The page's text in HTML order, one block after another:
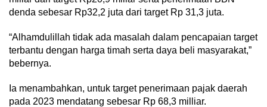
denda sebesar Rp32,2 juta dari target Rp 31,3 juta.
“Alhamdulillah tidak ada masalah dalam pencapaian target
terbantu dengan harga timah serta daya beli masyarakat,”
bebernya.
Ia menambahkan, untuk target penerimaan pajak daerah
pada 2023 mendatang sebesar Rp 68,3 milliar.